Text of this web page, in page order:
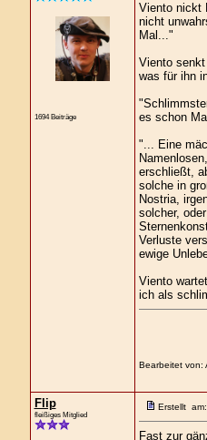
1694 Beiträge
Viento nickt
nicht
Mal..."
Viento
was für ihn
es schon
"... Eine
erschließt,
solche in
Nostria,
solcher,
Verluste
ewige
Viento
ich als
Bearbeitet von:
Flip
fleißiges Mitglied
Erstellt
Fast zur